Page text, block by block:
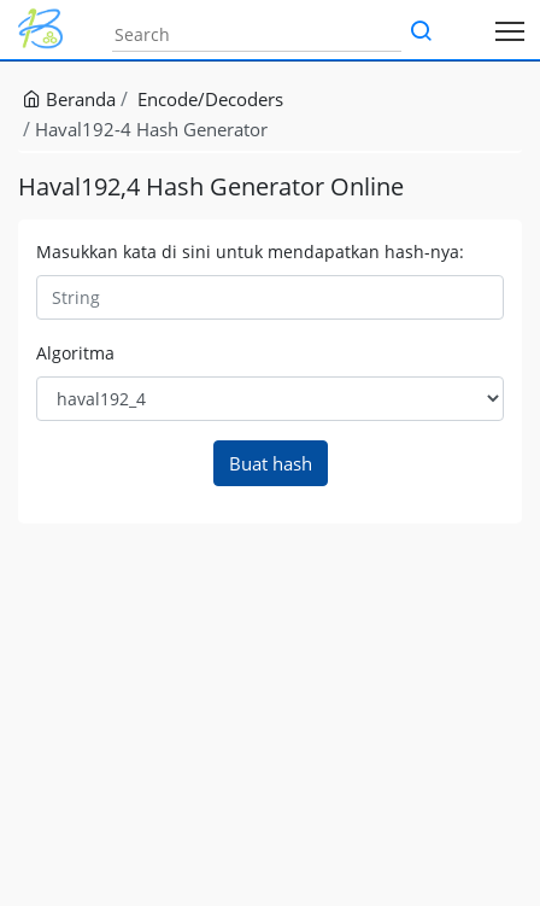
Beranda
Encode/Decoders
Haval192-4 Hash Generator
Haval192,4 Hash Generator Online
Masukkan kata di sini untuk mendapatkan hash-nya:
Algoritma
Buat hash